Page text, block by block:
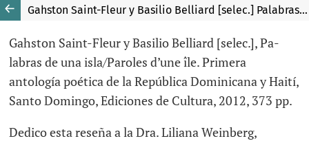
Gahston Saint-Fleur y Basilio Belliard [selec.] Palabras de una isla/Paroles d’une île. Primera antología poética de la República Dominicana y Haití, Santo Domingo, Ediciones de Cultura, 2012, 373 pp.